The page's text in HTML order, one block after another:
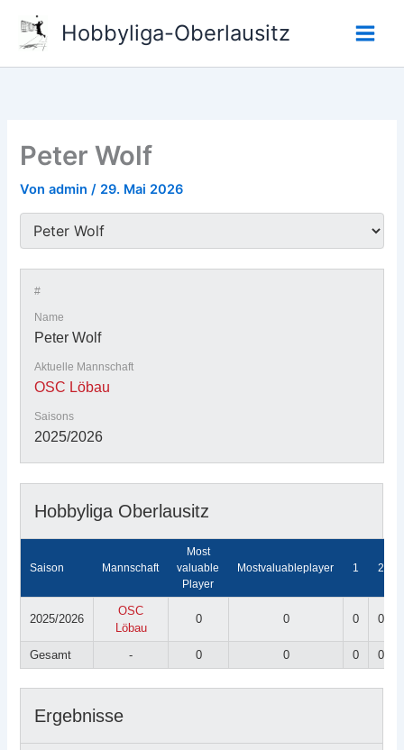
Inhalt
springen
Hobbyliga-Oberlausitz
Peter Wolf
Vonadmin/ 29. Mai 2026
#
Name
Peter Wolf
Aktuelle Mannschaft
OSC Löbau
Saisons
2025/2026
Hobbyliga Oberlausitz
Saison Mannschaft
Most
valuable
Player
Mostvaluableplayer 1 2
2025/2026
OSC
Löbau
0 0 0 0
Gesamt - 0 0 0 0
Ergebnisse